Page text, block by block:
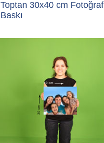
Toptan 30x40 cm Fotoğraf
Baskı